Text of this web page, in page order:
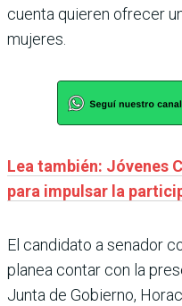
cuenta quieren ofrecer
mujeres.
Lea también: Jóvenes
para impulsar la
El candidato a senador
planea contar con la
Junta de Gobierno,